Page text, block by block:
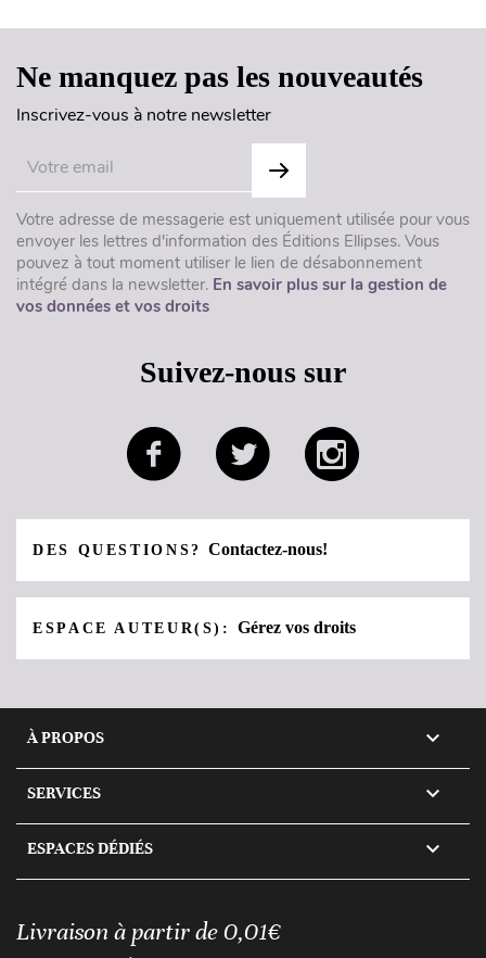
Ne manquez pas les nouveautés
Inscrivez-vous à notre newsletter
Votre adresse de messagerie est uniquement utilisée pour vous
envoyer les lettres d'information des Éditions Ellipses. Vous
pouvez à tout moment utiliser le lien de désabonnement
intégré dans la newsletter. En savoir plus sur la gestion de
vos données et vos droits
Suivez-nous sur
DES QUESTIONS?Contactez-nous!
ESPACE AUTEUR(S):Gérez vos droits
À PROPOS 
SERVICES 
ESPACES DÉDIÉS 
Livraison à partir de 0,01€